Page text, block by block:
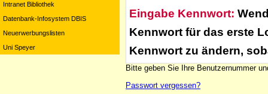
Intranet Bibliothek
Datenbank-Infosystem DBIS
Neuerwerbungslisten
Uni Speyer
Eingabe Kennwort:
Kennwort für das erste
Kennwort zu ändern,
Bitte geben Sie Ihre Benutzernummer
Passwort vergessen?